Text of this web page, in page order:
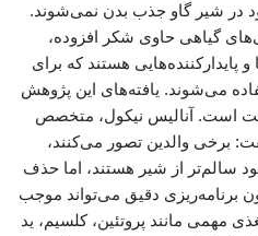
در شیر گاو جذب بدن نمی‌شوند.
گیاهی حاوی شکر افزوده،
پایدارکننده‌هایی هستند که برای
می‌شوند. یافته‌های این پژوهش
است. آنالیس نیکول، متخصص
برخی والدین تصور می‌کنند،
سالم‌تر از شیر هستند، اما حذف
برنامه‌ریزی دقیق می‌تواند موجب
مهمی مانند پروتئین، کلسیم، ید